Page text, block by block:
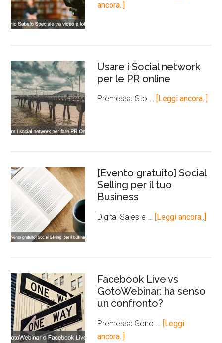
ancora..]
Usare i Social network
per le PR online
Premessa Sto … [Leggi ancora..]
[Evento gratuito] Social
Selling per il tuo
Business
Digital Sales e … [Leggi ancora..]
Facebook Live vs
GotoWebinar: ha senso
un confronto?
Premessa Sono …
[Leggi
ancora..]